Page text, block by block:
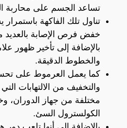
تساعد الجسم على محاربة
تناول تلك الفاكهة
خفض فرص الإصابة بالعديد
بالإضافة إلى تأخير ظهور
والخطوط الدقيقة.
كما يعمل العرموط على
والتخفيف من الالتهابات
مختلفة من جهاز
الكولسترول السئ.